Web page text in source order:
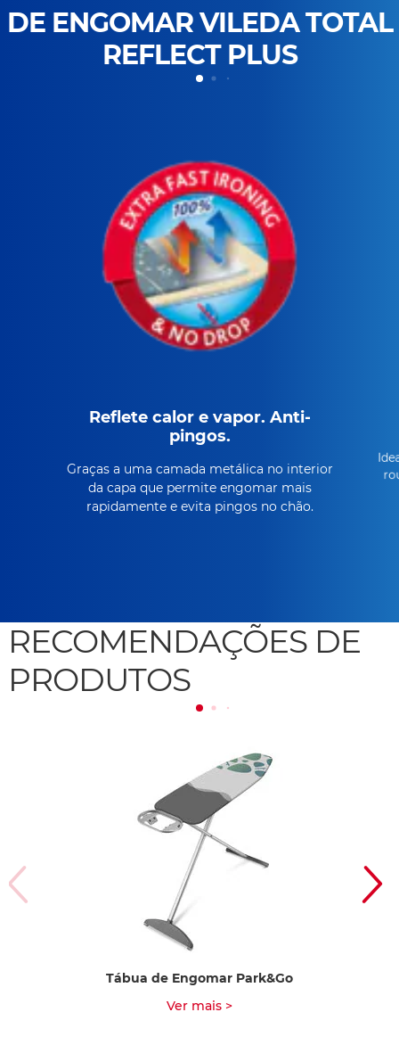
DE ENGOMAR VILEDA TOTAL
REFLECT PLUS
Reflete calor e vapor. Anti-
pingos.
Graças a uma camada metálica no interior
da capa que permite engomar mais
rapidamente e evita pingos no chão.
RECOMENDAÇÕES DE
PRODUTOS
Tábua de Engomar Park&Go
Ver mais >